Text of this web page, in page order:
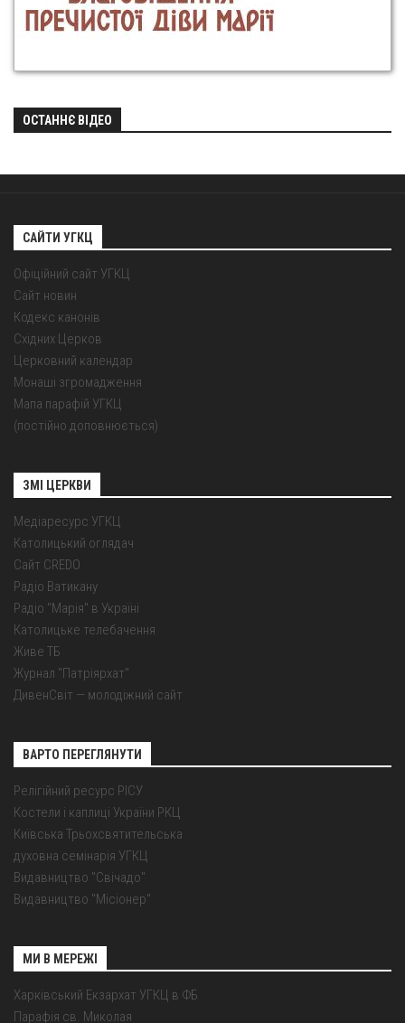
ОСТАННЄ ВІДЕО
САЙТИ УГКЦ
Офіційний сайт УГКЦ
Сайт новин
Кодекс канонів
Східних Церков
Церковний календар
Монаші згромадження
Мапа парафій УГКЦ
(постійно доповнюється)
ЗМІ ЦЕРКВИ
Медіаресурс УГКЦ
Католицький оглядач
Сайт CREDO
Радіо Ватикану
Радіо "Марія" в Україні
Католицьке телебачення
Живе ТБ
Журнал "Патріярхат"
ДивенСвіт — молодіжний сайт
ВАРТО ПЕРЕГЛЯНУТИ
Релігійний ресурс РІСУ
Костели і каплиці України РКЦ
Київська Трьохсвятительська
духовна семінарія УГКЦ
Видавництво "Свічадо"
Видавництво "Місіонер"
МИ В МЕРЕЖІ
Харківський Екзархат УГКЦ в ФБ
Парафія св. Миколая